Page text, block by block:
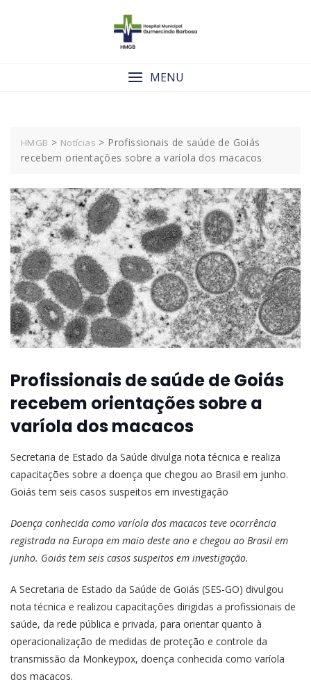
MENU
HMGB > Notícias > Profissionais de saúde de Goiás
recebem orientações sobre a varíola dos macacos
Profissionais de saúde de Goiás
recebem orientações sobre a
varíola dos macacos
Secretaria de Estado da Saúde divulga nota técnica e realiza
capacitações sobre a doença que chegou ao Brasil em junho.
Goiás tem seis casos suspeitos em investigação
Doença conhecida como varíola dos macacos teve ocorrência
registrada na Europa em maio deste ano e chegou ao Brasil em
junho. Goiás tem seis casos suspeitos em investigação.
A Secretaria de Estado da Saúde de Goiás (SES-GO) divulgou
nota técnica e realizou capacitações dirigidas a profissionais de
saúde, da rede pública e privada, para orientar quanto à
operacionalização de medidas de proteção e controle da
transmissão da Monkeypox, doença conhecida como varíola
dos macacos.